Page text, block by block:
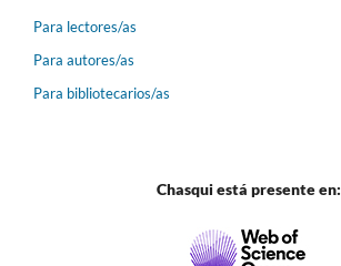
Para lectores/as
Para autores/as
Para bibliotecarios/as
Chasqui está presente en: